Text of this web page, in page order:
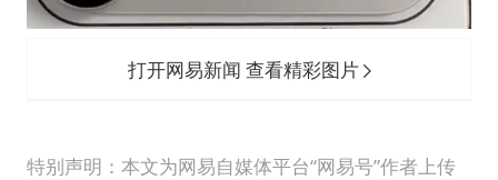
打开网易新闻 查看精彩图片
特别声明：本文为网易自媒体平台“网易号”作者上传